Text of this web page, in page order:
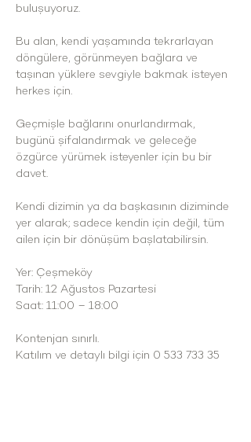
buluşuyoruz.
Bu alan, kendi yaşamında tekrarlayan
döngülere, görünmeyen bağlara ve
taşınan yüklere sevgiyle bakmak isteyen
herkes için.
Geçmişle bağlarını onurlandırmak,
bugünü şifalandırmak ve geleceğe
özgürce yürümek isteyenler için bu bir
davet.
Kendi dizimin ya da başkasının diziminde
yer alarak; sadece kendin için değil, tüm
ailen için bir dönüşüm başlatabilirsin.
Yer: Çeşmeköy
Tarih: 12 Ağustos Pazartesi
Saat: 11:00 – 18:00
Kontenjan sınırlı.
Katılım ve detaylı bilgi için 0 533 733 35